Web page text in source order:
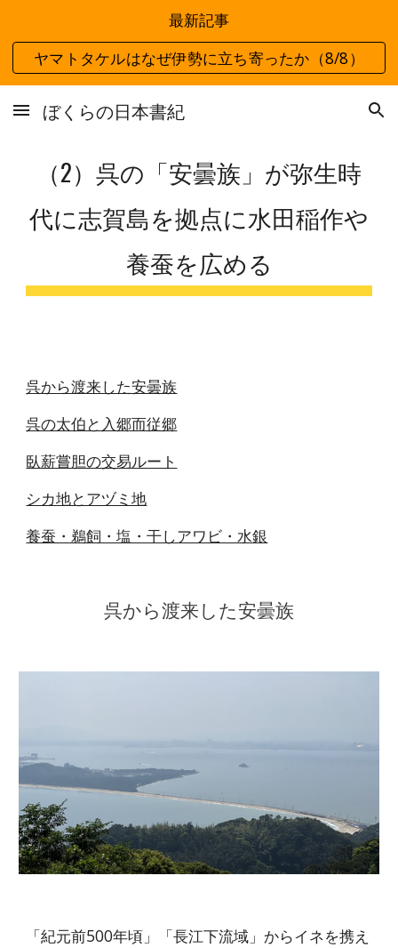
最新記事
ヤマトタケルはなぜ伊勢に立ち寄ったか（8/8）
ぼくらの日本書紀
（2）呉の「安曇族」が弥生時
代に志賀島を拠点に水田稲作や
養蚕を広める
呉から渡来した安曇族
呉の太伯と入郷而従郷
臥薪嘗胆の交易ルート
シカ地とアヅミ地
養蚕・鵜飼・塩・干しアワビ・水銀
呉から渡来した安曇族
「紀元前500年頃」「長江下流域」からイネを携え